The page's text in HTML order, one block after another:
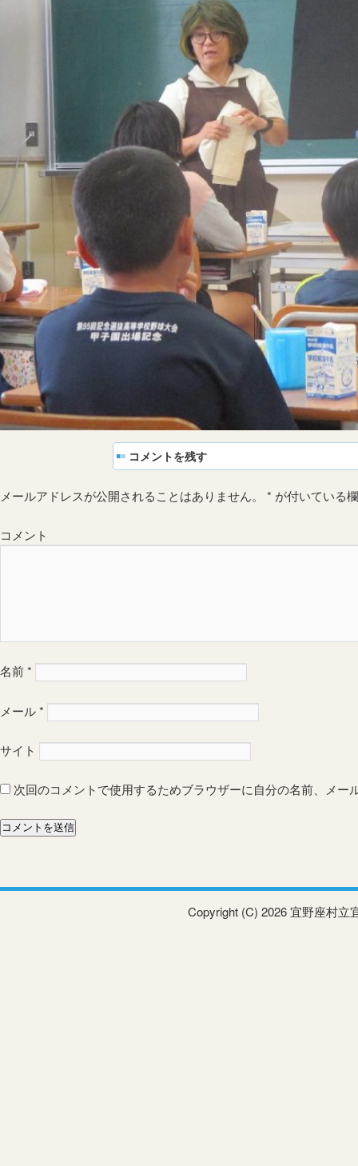
コメントを残す
メールアドレスが公開されることはありません。 * が付いている
コメント
名前*
メール*
サイト
次回のコメントで使用するためブラウザーに自分の名前、メー
Copyright (C) 2026 宜野座村立